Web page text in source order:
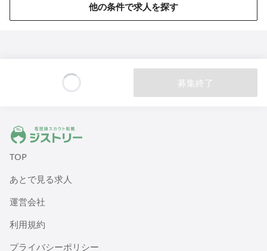
他の条件で求人を探す
募集終了
ジストリー 看護師の転職マッチング
TOP
あとで見る求人
運営会社
利用規約
プライバシーポリシー